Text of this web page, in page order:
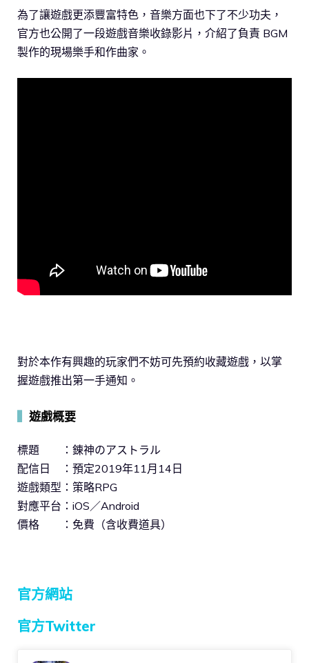
為了讓遊戲更添豐富特色，音樂方面也下了不少功夫，
官方也公開了一段遊戲音樂收錄影片，介紹了負責 BGM
製作的現場樂手和作曲家。
對於本作有興趣的玩家們不妨可先預約收藏遊戲，以掌
握遊戲推出第一手通知。
遊戲概要
標題 ：錬神のアストラル
配信日 ：預定2019年11月14日
遊戲類型：策略RPG
對應平台：iOS／Android
價格 ：免費（含收費道具）
官方網站
官方Twitter